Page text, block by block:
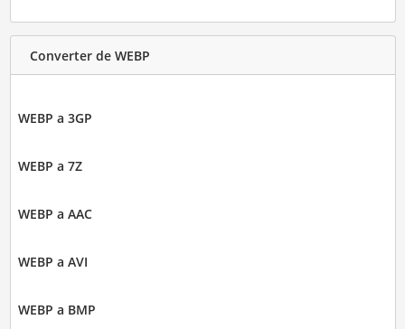
Converter de WEBP
WEBP a 3GP
WEBP a 7Z
WEBP a AAC
WEBP a AVI
WEBP a BMP